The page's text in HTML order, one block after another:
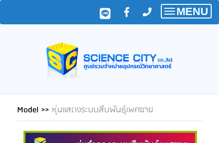
Toggle
MENU
Model>> หุ่นแสดงระบบสืบพันธุ์เพศชาย